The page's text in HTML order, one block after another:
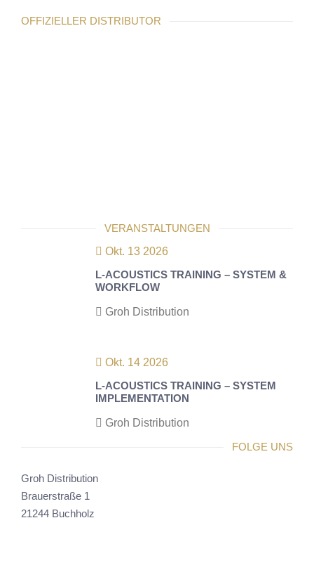
OFFIZIELLER DISTRIBUTOR
VERANSTALTUNGEN
Okt. 13 2026
L-ACOUSTICS TRAINING – SYSTEM &
WORKFLOW
Groh Distribution
Okt. 14 2026
L-ACOUSTICS TRAINING – SYSTEM
IMPLEMENTATION
Groh Distribution
FOLGE UNS
Groh Distribution
Brauerstraße 1
21244 Buchholz